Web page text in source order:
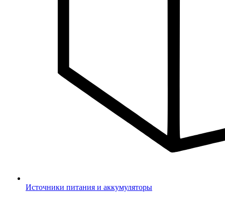
Источники питания и аккумуляторы